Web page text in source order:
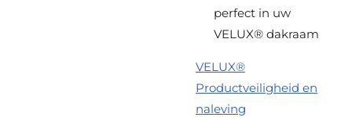
perfect in uw
VELUX® dakraam
VELUX®
Productveiligheid en
naleving